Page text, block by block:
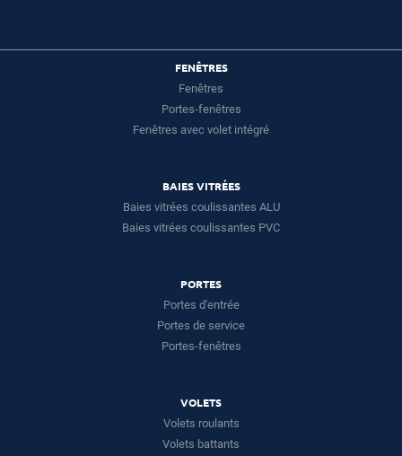
FENÊTRES
Fenêtres
Portes-fenêtres
Fenêtres avec volet intégré
BAIES VITRÉES
Baies vitrées coulissantes ALU
Baies vitrées coulissantes PVC
PORTES
Portes d'entrée
Portes de service
Portes-fenêtres
VOLETS
Volets roulants
Volets battants